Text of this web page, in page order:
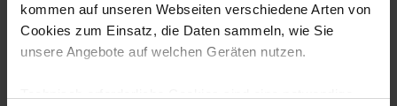
kommen auf unseren Webseiten verschiedene Arten von
Cookies zum Einsatz, die Daten sammeln, wie Sie
unsere Angebote auf welchen Geräten nutzen.
Druntertragen, weniger gut, um es „solo“ zu
tragen, da es durch die
Materialzusammensetzung dazu neigt, „am
Körper zu kleben“.